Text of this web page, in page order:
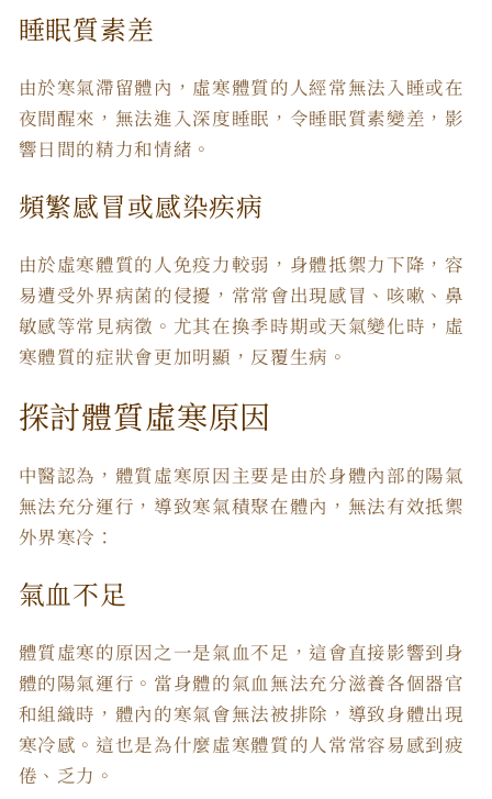
睡眠質素差
由於寒氣滯留體內，虛寒體質的人經常無法入睡或在
夜間醒來，無法進入深度睡眠，令睡眠質素變差，影
響日間的精力和情緒。
頻繁感冒或感染疾病
由於虛寒體質的人免疫力較弱，身體抵禦力下降，容
易遭受外界病菌的侵擾，常常會出現感冒、咳嗽、鼻
敏感等常見病徵。尤其在換季時期或天氣變化時， 虛
寒體質的症狀會更加明顯，反覆生病。
探討體質虛寒原因
中醫認為， 體質虛寒原因主要是由於身體內部的陽氣
無法充分運行，導致寒氣積聚在體內，無法有效抵禦
外界寒冷：
氣血不足
體質虛寒的原因之一是氣血不足，這會直接影響到身
體的陽氣運行。當身體的氣血無法充分滋養各個器官
和組織時，體內的寒氣會無法被排除，導致身體出現
寒冷感。這也是為什麼虛寒體質的人常常容易感到疲
倦、乏力。